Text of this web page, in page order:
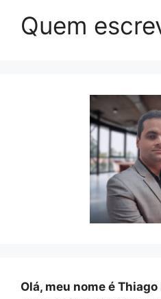
Quem
Olá, meu nome é